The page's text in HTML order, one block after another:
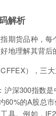
解析
期货品种，
地理解其背后
），三
：沪深300指数
60%的A股总
具。例如，